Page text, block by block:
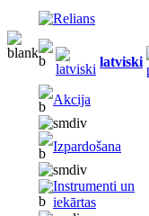
latviski
Akcija
Izpardošana
Instrumenti un
iekārtas